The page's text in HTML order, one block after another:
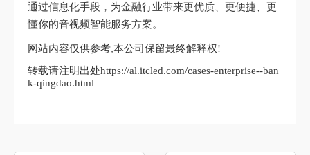
通过信息化手段，为金融行业带来更优质、更便捷、更
懂你的音视频智能服务方案。
网站内容仅供参考,本公司保留最终解释权!
转载请注明出处https://al.itcled.com/cases-enterprise--ban
k-qingdao.html